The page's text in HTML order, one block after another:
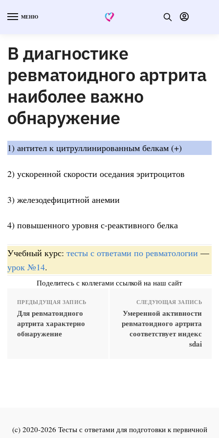
МЕНЮ
В диагностике
ревматоидного артрита
наиболее важно
обнаружение
1) антител к цитруллинированным белкам (+)
2) ускоренной скорости оседания эритроцитов
3) железодефицитной анемии
4) повышенного уровня с-реактивного белка
Учебный курс: тесты с ответами по ревматологии —
урок №14.
Поделитесь с коллегами ссылкой на наш сайт
ПРЕДЫДУЩАЯ ЗАПИСЬ
Для ревматоидного
артрита характерно
обнаружение
СЛЕДУЮЩАЯ ЗАПИСЬ
Умеренной активности
ревматоидного артрита
соответствует индекс
sdai
(c) 2020-2026 Тесты с ответами для подготовки к первичной